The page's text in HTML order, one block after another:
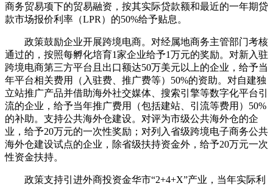
商务贸易项下的贸易融资，按其实际贷款额和最近的一年期贷
款市场报价利率（LPR）的50%给予贴息。
政策鼓励企业开展跨境电商。对经属地商务主管部门考核
通过的，按照每孵化培育1家企业给予1万元的奖励。对新入驻
跨境电商第三方平台且出口额达50万美元以上的企业，给予当
年平台相关费用（入驻费、推广费等）50%的资助。对自建独
立站推广产品并借助海外社交媒体、搜索引擎等数字化平台引
流的企业，给予当年推广费用（包括建站、引流等费用）50%
的补助。支持公共海外仓建设。对评为市级公共海外仓的企
业，给予20万元的一次性奖励；对列入省级跨境电子商务公共
海外仓建设试点的企业，除省级扶持资金外，给予20万元一次
性资金扶持。
政策支持引进外商投资金华市“2+4+X”产业，当年实际利